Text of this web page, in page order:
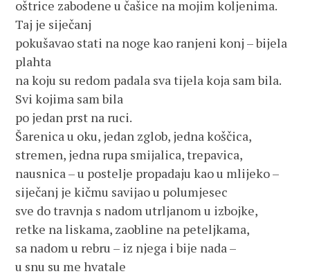
oštrice zabodene u čašice na mojim koljenima.
Taj je siječanj
pokušavao stati na noge kao ranjeni konj – bijela
plahta
na koju su redom padala sva tijela koja sam bila.
Svi kojima sam bila
po jedan prst na ruci.
Šarenica u oku, jedan zglob, jedna koščica,
stremen, jedna rupa smijalica, trepavica,
nausnica – u postelje propadaju kao u mlijeko –
siječanj je kičmu savijao u polumjesec
sve do travnja s nadom utrljanom u izbojke,
retke na liskama, zaobline na peteljkama,
sa nadom u rebru – iz njega i bije nada –
u snu su me hvatale